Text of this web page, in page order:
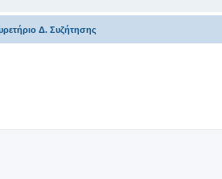
Δ. Συζήτησης